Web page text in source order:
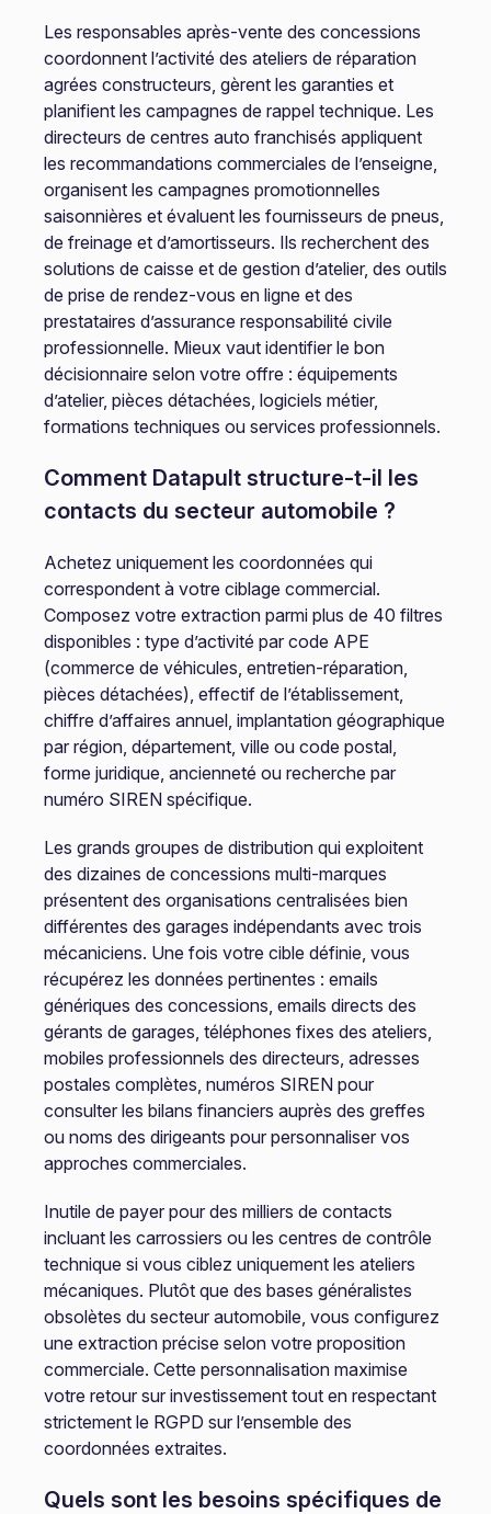
Les responsables après-vente des concessions
coordonnent l’activité des ateliers de réparation
agrées constructeurs, gèrent les garanties et
planifient les campagnes de rappel technique. Les
directeurs de centres auto franchisés appliquent
les recommandations commerciales de l’enseigne,
organisent les campagnes promotionnelles
saisonnières et évaluent les fournisseurs de pneus,
de freinage et d’amortisseurs. Ils recherchent des
solutions de caisse et de gestion d’atelier, des outils
de prise de rendez-vous en ligne et des
prestataires d’assurance responsabilité civile
professionnelle. Mieux vaut identifier le bon
décisionnaire selon votre offre : équipements
d’atelier, pièces détachées, logiciels métier,
formations techniques ou services professionnels.
Comment Datapult structure-t-il les
contacts du secteur automobile ?
Achetez uniquement les coordonnées qui
correspondent à votre ciblage commercial.
Composez votre extraction parmi plus de 40 filtres
disponibles : type d’activité par code APE
(commerce de véhicules, entretien-réparation,
pièces détachées), effectif de l’établissement,
chiffre d’affaires annuel, implantation géographique
par région, département, ville ou code postal,
forme juridique, ancienneté ou recherche par
numéro SIREN spécifique.
Les grands groupes de distribution qui exploitent
des dizaines de concessions multi-marques
présentent des organisations centralisées bien
différentes des garages indépendants avec trois
mécaniciens. Une fois votre cible définie, vous
récupérez les données pertinentes : emails
génériques des concessions, emails directs des
gérants de garages, téléphones fixes des ateliers,
mobiles professionnels des directeurs, adresses
postales complètes, numéros SIREN pour
consulter les bilans financiers auprès des greffes
ou noms des dirigeants pour personnaliser vos
approches commerciales.
Inutile de payer pour des milliers de contacts
incluant les carrossiers ou les centres de contrôle
technique si vous ciblez uniquement les ateliers
mécaniques. Plutôt que des bases généralistes
obsolètes du secteur automobile, vous configurez
une extraction précise selon votre proposition
commerciale. Cette personnalisation maximise
votre retour sur investissement tout en respectant
strictement le RGPD sur l’ensemble des
coordonnées extraites.
Quels sont les besoins spécifiques de